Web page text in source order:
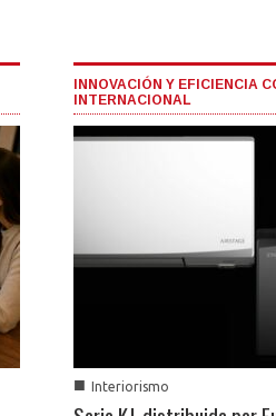
INNOVACIÓN Y EFICIENCIA
INTERNACIONAL
■ Interiorismo